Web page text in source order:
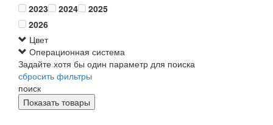
2023
2024
2025
2026
Цвет
Операционная система
Задайте хотя бы один параметр для поиска
сбросить фильтры
поиск